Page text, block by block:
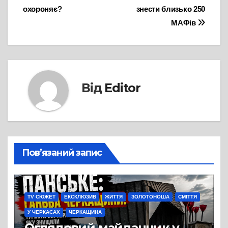
записів
знести близько 250
МАФів
охороняє?
Від Editor
Пов’язаний запис
TV СЮЖЕТ ЕКСКЛЮЗИВ ЖИТТЯ ЗОЛОТОНОША СМІТТЯ
У ЧЕРКАСАХ ЧЕРКАЩИНА